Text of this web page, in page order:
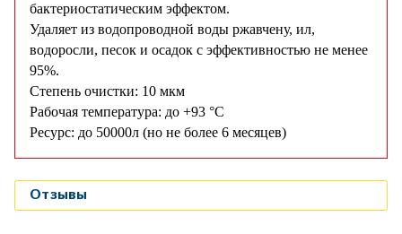
бактериостатическим эффектом.
Удаляет из водопроводной воды ржавчену, ил,
водоросли, песок и осадок с эффективностью не менее
95%.
Степень очистки: 10 мкм
Рабочая температура: до +93 °С
Ресурс: до 50000л (но не более 6 месяцев)
Отзывы